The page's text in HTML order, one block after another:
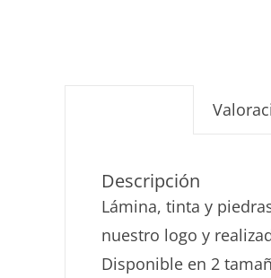
Descripción
Lámina, tinta y
nuestro logo y
Disponible en 2